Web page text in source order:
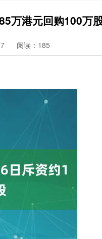
万港元回购100万
阅读：185